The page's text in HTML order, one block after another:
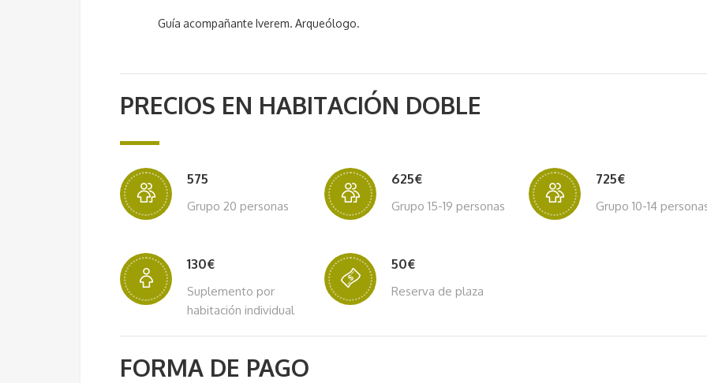
Guía acompañante Iverem. Arqueólogo.
PRECIOS EN HABITACIÓN DOBLE
575
Grupo 20 personas
625€
Grupo 15-19 personas
725€
Grupo 10-14
130€
Suplemento por
habitación individual
50€
Reserva de plaza
FORMA DE PAGO